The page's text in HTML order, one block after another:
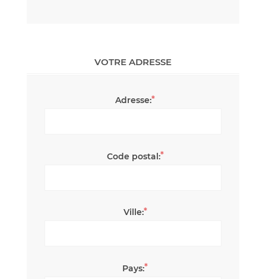
VOTRE ADRESSE
Adresse:*
Code postal:*
Ville:*
Pays:*